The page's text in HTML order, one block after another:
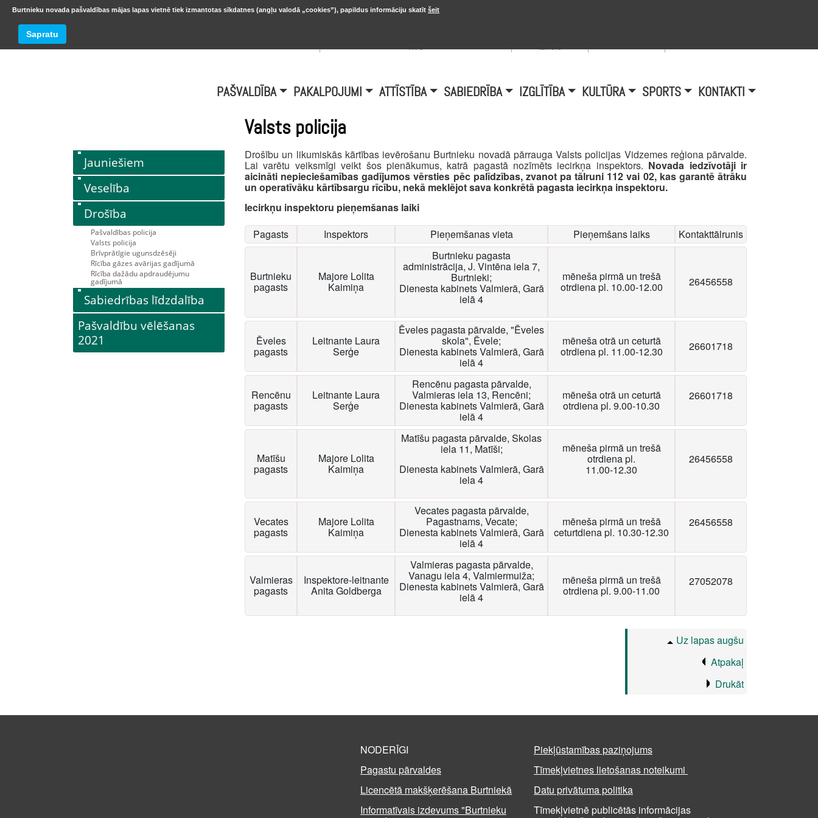
BURTNIEKU NOVADS m/s
izmērs
PAŠVALDĪBA PAKALPOJUMI ATTĪSTĪBA SABIEDRĪBA IZGLĪTĪBA KULTŪRA SPORTS KONTAKTI
Jauniešiem
Veselība
Drošība
Pašvaldības policija
Valsts policija
Brīvprātīgie ugunsdzēsēji
Rīcība gāzes avārijas gadījumā
Rīcība dažādu apdraudējumu
gadījumā
Sabiedrības līdzdalība
Pašvaldību vēlēšanas
2021
Valsts policija
Drošību un likumiskās kārtības ievērošanu Burtnieku novadā pārrauga Valsts policijas Vidzemes reģiona pārvalde.
Lai varētu veiksmīgi veikt šos pienākumus, katrā pagastā nozīmēts iecirkņa inspektors. Novada iedzīvotāji ir
aicināti nepieciešamības gadījumos vērsties pēc palīdzības, zvanot pa tālruni 112 vai 02, kas garantē ātrāku
un operatīvāku kārtībsargu rīcību, nekā meklējot sava konkrētā pagasta iecirkņa inspektoru.
Iecirkņu inspektoru pieņemšanas laiki
Pagasts
Inspektors Pieņemšanas vieta Pieņemšans laiks Kontakttālrunis
Burtnieku
pagasts
Majore Lolita
Kaimiņa
Burtnieku pagasta
administrācija, J. Vintēna iela 7,
Burtnieki;
Dienesta kabinets Valmierā, Garā
ielā 4
mēneša pirmā un trešā
otrdiena pl. 10.00-12.00 26456558
Ēveles
pagasts
Leitnante Laura
Serģe
Ēveles pagasta pārvalde, "Ēveles
skola", Ēvele;
Dienesta kabinets Valmierā, Garā
ielā 4
mēneša otrā un ceturtā
otrdiena pl. 11.00-12.30 26601718
Rencēnu
pagasts
Leitnante Laura
Serģe
Rencēnu pagasta pārvalde,
Valmieras iela 13, Rencēni;
Dienesta kabinets Valmierā, Garā
ielā 4
mēneša otrā un ceturtā
otrdiena pl. 9.00-10.30
26601718
Matīšu
pagasts
Majore Lolita
Kaimiņa
Matīšu pagasta pārvalde, Skolas
iela 11, Matīši;
Dienesta kabinets Valmierā, Garā
iela 4
mēneša pirmā un trešā
otrdiena pl.
11.00-12.30
26456558
Vecates
pagasts
Majore Lolita
Kaimiņa
Vecates pagasta pārvalde,
Pagastnams, Vecate;
Dienesta kabinets Valmierā, Garā
ielā 4
mēneša pirmā un trešā
ceturtdiena pl. 10.30-12.30
26456558
Valmieras
pagasts
Inspektore-leitnante
Anita Goldberga
Valmieras pagasta pārvalde,
Vanagu iela 4, Valmiermuiža;
Dienesta kabinets Valmierā, Garā
ielā 4
mēneša pirmā un trešā
otrdiena pl. 9.00-11.00
27052078
Uz lapas augšu
Atpakaļ
Drukāt
NODERĪGI
Pagastu pārvaldes
Licencētā makšķerēšana Burtniekā
Informatīvais izdevums "Burtnieku
Piekļūstamības paziņojums
Tīmekļvietnes lietošanas noteikumi
Datu privātuma politika
Tīmekļvietnē publicētās informācijas
Burtnieku novada pašvaldības mājas lapas vietnē tiek izmantotas sīkdatnes (angļu valodā „cookies”), papildus informāciju skatīt šeit
Sapratu